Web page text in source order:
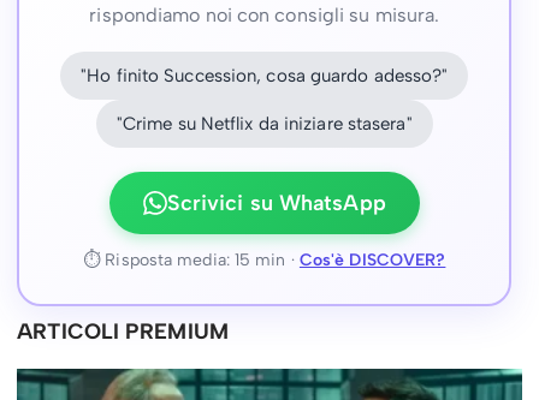
rispondiamo noi con consigli su misura.
"Ho finito Succession, cosa guardo adesso?"
"Crime su Netflix da iniziare stasera"
Scrivici su WhatsApp
⏱ Risposta media: 15 min · Cos'è DISCOVER?
ARTICOLI PREMIUM